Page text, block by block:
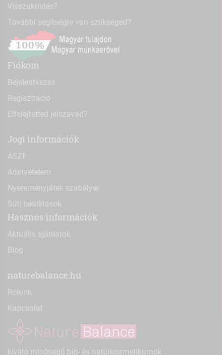
Visszaküldés?
További segítségre van szükséged?
Fiókom
Bejelentkezés
Regisztráció
Elfelejtetted jelszavad?
Jogi információk
ÁSZF
Adatvételem
Nyereményjáték szabályai
Süti beállítások
Hasznos információk
Aktuális ajánlatok
Blog
naturebalance.hu
Rólunk
Kapcsolat
kiváló minőségű bio- és natúrkozmetikumok